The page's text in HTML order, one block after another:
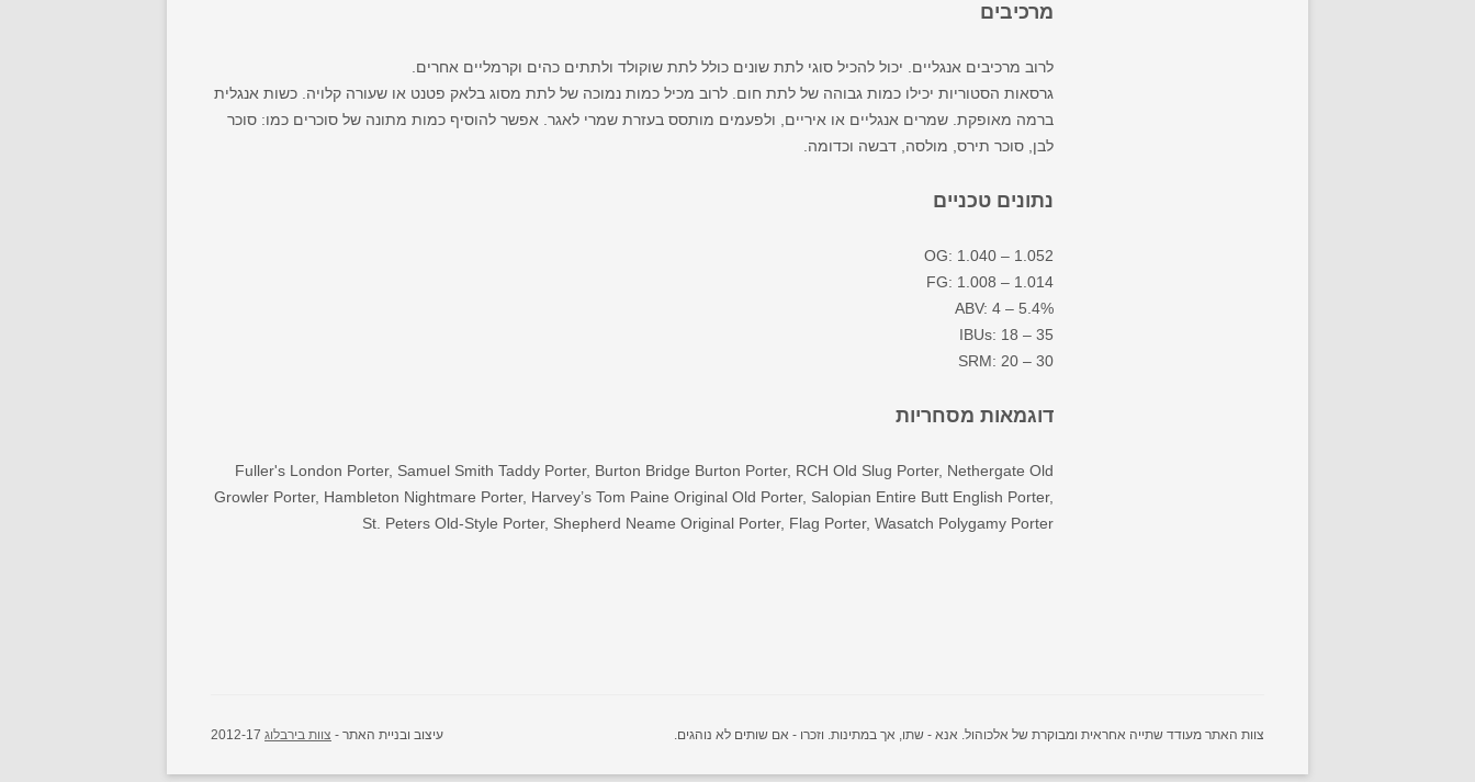
מרכיבים
לרוב מרכיבים אנגליים. יכול להכיל סוגי לתת שונים כולל לתת שוקולד ולתתים כהים וקרמליים אחרים.
גרסאות הסטוריות יכילו כמות גבוהה של לתת חום. לרוב מכיל כמות נמוכה של לתת מסוג בלאק פטנט או שעורה קלויה. כשות אנגלית
ברמה מאופקת. שמרים אנגליים או איריים, ולפעמים מותסס בעזרת שמרי לאגר. אפשר להוסיף כמות מתונה של סוכרים כמו: סוכר
לבן, סוכר תירס, מולסה, דבשה וכדומה.
נתונים טכניים
OG: 1.040 – 1.052
FG: 1.008 – 1.014
ABV: 4 – 5.4%
IBUs: 18 – 35
SRM: 20 – 30
דוגמאות מסחריות
Fuller's London Porter, Samuel Smith Taddy Porter, Burton Bridge Burton Porter, RCH Old Slug Porter, Nethergate Old
Growler Porter, Hambleton Nightmare Porter, Harvey’s Tom Paine Original Old Porter, Salopian Entire Butt English Porter,
St. Peters Old-Style Porter, Shepherd Neame Original Porter, Flag Porter, Wasatch Polygamy Porter
צוות האתר מעודד שתייה אחראית ומבוקרת של אלכוהול. אנא - שתו, אך במתינות. וזכרו - אם שותים לא נוהגים. עיצוב ובניית האתר - צוות בירבלוג